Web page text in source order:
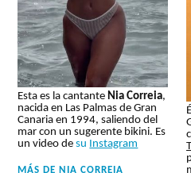
Esta es la cantanteNia Correia,
nacida en Las Palmas de Gran
Canaria en 1994, saliendo del
mar con un sugerente bikini. Es
un video desu Instagram
MÁS DE NIA CORREIA